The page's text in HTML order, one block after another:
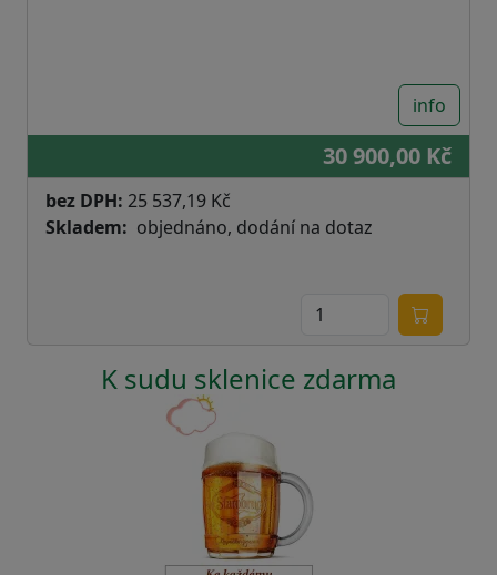
info
30 900,00 Kč
bez DPH: 25 537,19 Kč
Skladem
objednáno, dodání na dotaz
K sudu sklenice zdarma